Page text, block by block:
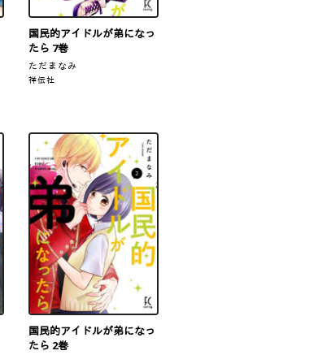
国民的アイドルが弟になっ
たら 7巻
ただまなみ
祥伝社
国民的アイドルが弟になっ
たら 2巻